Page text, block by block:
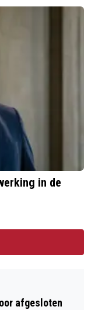
in de
afgesloten